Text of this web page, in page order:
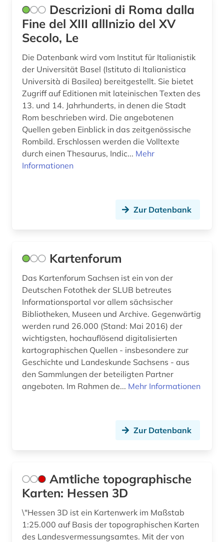
Descrizioni di Roma dalla
Fine del XIII allInizio del XV
Secolo, Le
Die Datenbank wird vom Institut für Italianistik
der Universität Basel (Istituto di Italianistica
Università di Basilea) bereitgestellt. Sie bietet
Zugriff auf Editionen mit lateinischen Texten des
13. und 14. Jahrhunderts, in denen die Stadt
Rom beschrieben wird. Die angebotenen
Quellen geben Einblick in das zeitgenössische
Rombild. Erschlossen werden die Volltexte
durch einen Thesaurus, Indic... Mehr
Informationen
Zur Datenbank
Kartenforum
Das Kartenforum Sachsen ist ein von der
Deutschen Fotothek der SLUB betreutes
Informationsportal vor allem sächsischer
Bibliotheken, Museen und Archive. Gegenwärtig
werden rund 26.000 (Stand: Mai 2016) der
wichtigsten, hochauflösend digitalisierten
kartographischen Quellen - insbesondere zur
Geschichte und Landeskunde Sachsens - aus
den Sammlungen der beteiligten Partner
angeboten. Im Rahmen de... Mehr Informationen
Zur Datenbank
Amtliche topographische
Karten: Hessen 3D
\"Hessen 3D ist ein Kartenwerk im Maßstab
1:25.000 auf Basis der topographischen Karten
des Landesvermessungsamtes. Mit der von